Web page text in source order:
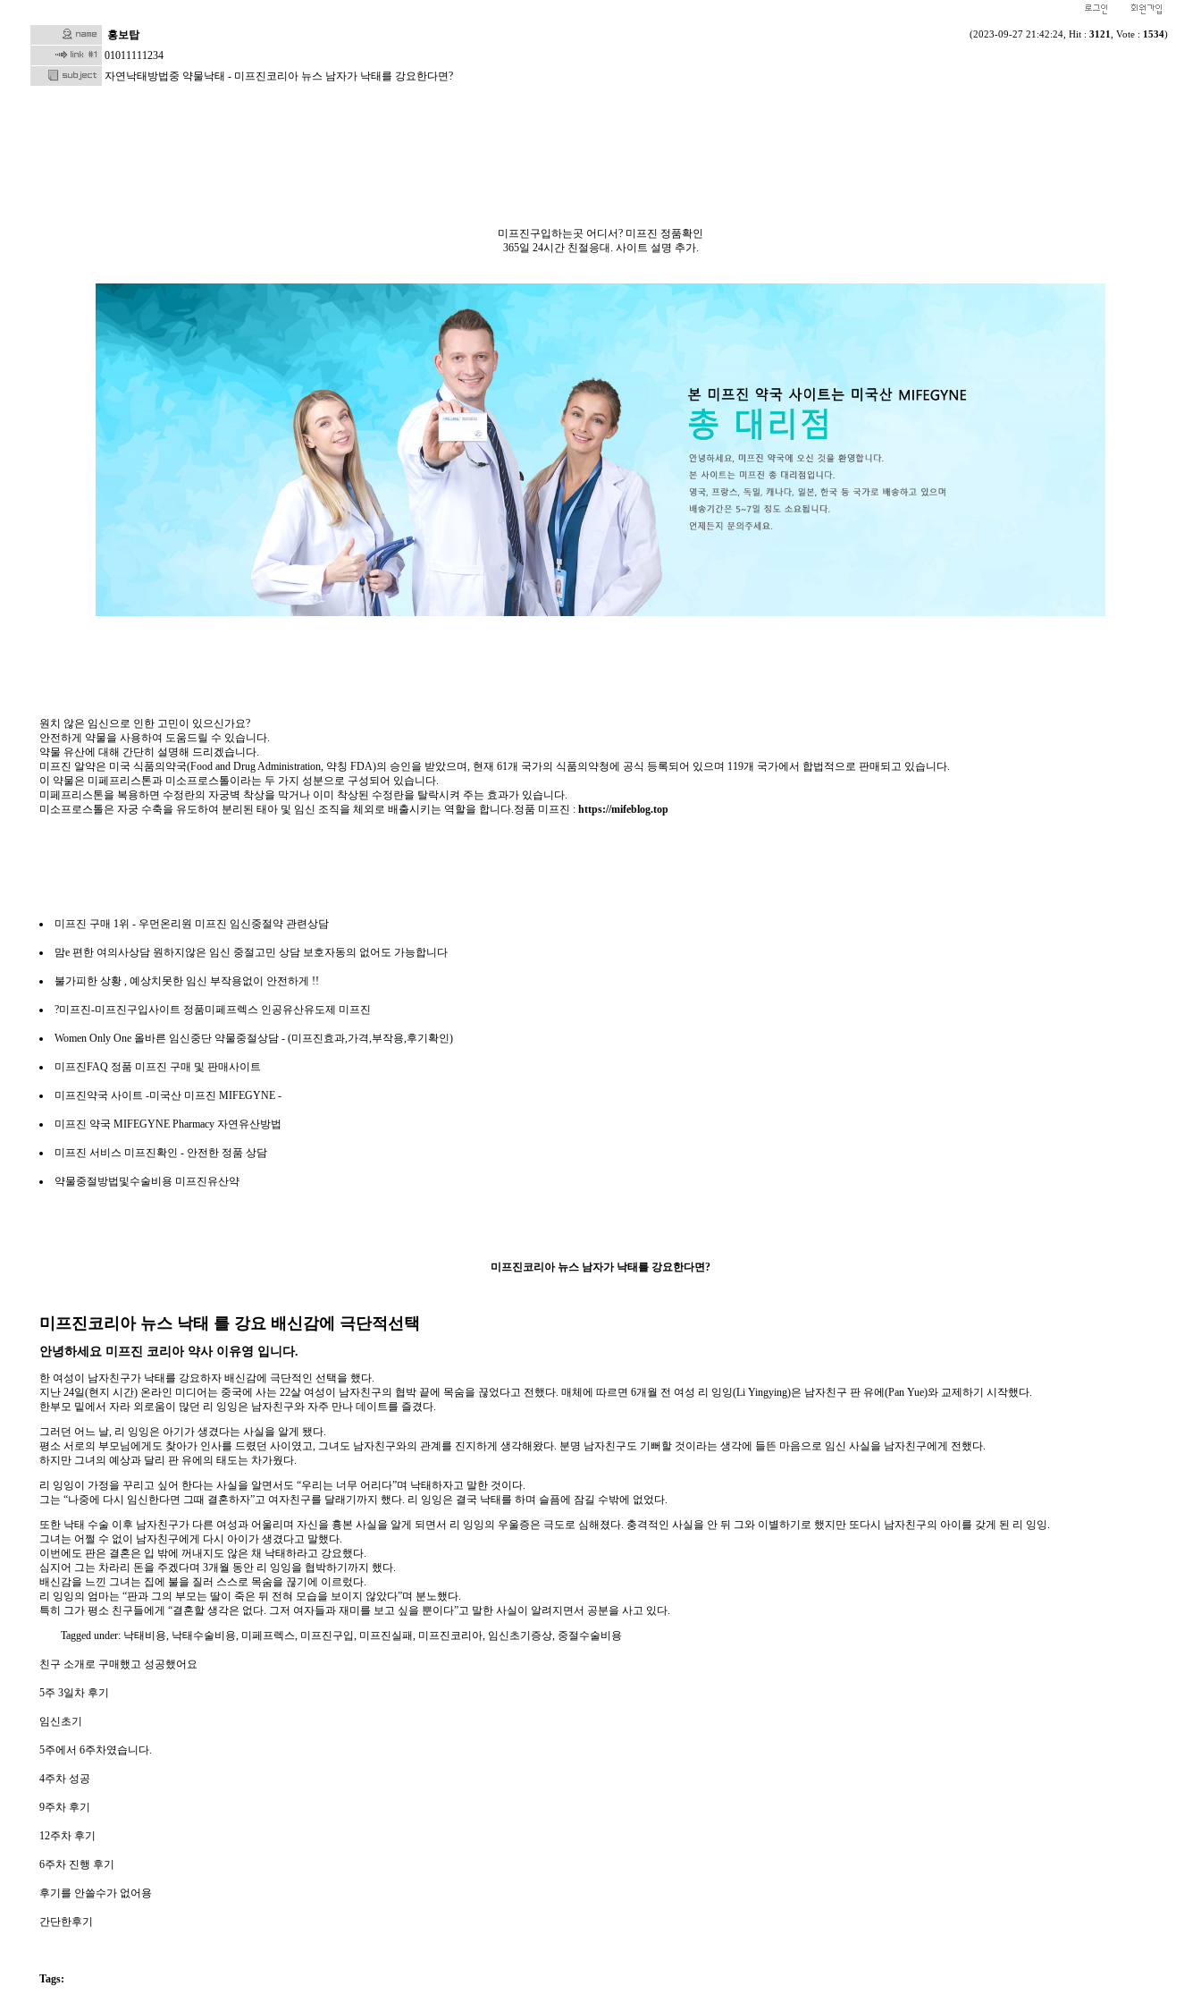
홍보탑 (2023-09-27 21:42:24, Hit : 3121 , Vote : 1534)
01011111234
자연낙태방법중 약물낙태 - 미프진코리아 뉴스 남자가 낙태를 강요한다면?
미프진구입하는곳 어디서? 미프진 정품확인
365일 24시간 친절응대. 사이트 설명 추가.
원치 않은 임신으로 인한 고민이 있으신가요?
안전하게 약물을 사용하여 도움드릴 수 있습니다.
약물 유산에 대해 간단히 설명해 드리겠습니다.
미프진 알약은 미국 식품의약국(Food and Drug Administration, 약칭 FDA)의 승인을 받았으며, 현재 61개 국가의 식품의약청에 공식 등록되어 있으며 119개 국가에서 합법적으로 판매되고 있습니다.
이 약물은 미페프리스톤과 미소프로스톨이라는 두 가지 성분으로 구성되어 있습니다.
미페프리스톤을 복용하면 수정란의 자궁벽 착상을 막거나 이미 착상된 수정란을 탈락시켜 주는 효과가 있습니다.
미소프로스톨은 자궁 수축을 유도하여 분리된 태아 및 임신 조직을 체외로 배출시키는 역할을 합니다.정품 미프진 : https://mifeblog.top
미프진 구매 1위 - 우먼온리원 미프진 임신중절약 관련상담
맘e 편한 여의사상담 원하지않은 임신 중절고민 상담 보호자동의 없어도 가능합니다
불가피한 상황 , 예상치못한 임신 부작용없이 안전하게 !!
?미프진-미프진구입사이트 정품미페프렉스 인공유산유도제 미프진
Women Only One 올바른 임신중단 약물중절상담 - (미프진효과,가격,부작용,후기확인)
미프진FAQ 정품 미프진 구매 및 판매사이트
미프진약국 사이트 -미국산 미프진 MIFEGYNE -
미프진 약국 MIFEGYNE Pharmacy 자연유산방법
미프진 서비스 미프진확인 - 안전한 정품 상담
약물중절방법및수술비용 미프진유산약
미프진코리아 뉴스 남자가 낙태를 강요한다면?
미프진코리아 뉴스 낙태 를 강요 배신감에 극단적선택
안녕하세요 미프진 코리아 약사 이유영 입니다.
한 여성이 남자친구가 낙태를 강요하자 배신감에 극단적인 선택을 했다.
지난 24일(현지 시간) 온라인 미디어는 중국에 사는 22살 여성이 남자친구의 협박 끝에 목숨을 끊었다고 전했다. 매체에 따르면 6개월 전 여성 리 잉잉(Li Yingying)은 남자친구 판 유에(Pan Yue)와 교제하기 시작했다.
한부모 밑에서 자라 외로움이 많던 리 잉잉은 남자친구와 자주 만나 데이트를 즐겼다.
그러던 어느 날, 리 잉잉은 아기가 생겼다는 사실을 알게 됐다.
평소 서로의 부모님에게도 찾아가 인사를 드렸던 사이였고, 그녀도 남자친구와의 관계를 진지하게 생각해왔다. 분명 남자친구도 기뻐할 것이라는 생각에 들뜬 마음으로 임신 사실을 남자친구에게 전했다.
하지만 그녀의 예상과 달리 판 유에의 태도는 차가웠다.
리 잉잉이 가정을 꾸리고 싶어 한다는 사실을 알면서도 “우리는 너무 어리다”며 낙태하자고 말한 것이다.
그는 “나중에 다시 임신한다면 그때 결혼하자”고 여자친구를 달래기까지 했다. 리 잉잉은 결국 낙태를 하며 슬픔에 잠길 수밖에 없었다.
또한 낙태 수술 이후 남자친구가 다른 여성과 어울리며 자신을 흉본 사실을 알게 되면서 리 잉잉의 우울증은 극도로 심해졌다. 충격적인 사실을 안 뒤 그와 이별하기로 했지만 또다시 남자친구의 아이를 갖게 된 리 잉잉.
그녀는 어쩔 수 없이 남자친구에게 다시 아이가 생겼다고 말했다.
이번에도 판은 결혼은 입 밖에 꺼내지도 않은 채 낙태하라고 강요했다.
심지어 그는 차라리 돈을 주겠다며 3개월 동안 리 잉잉을 협박하기까지 했다.
배신감을 느낀 그녀는 집에 불을 질러 스스로 목숨을 끊기에 이르렀다.
리 잉잉의 엄마는 “판과 그의 부모는 딸이 죽은 뒤 전혀 모습을 보이지 않았다”며 분노했다.
특히 그가 평소 친구들에게 “결혼할 생각은 없다. 그저 여자들과 재미를 보고 싶을 뿐이다”고 말한 사실이 알려지면서 공분을 사고 있다.
Tagged under: 낙태비용, 낙태수술비용, 미페프렉스, 미프진구입, 미프진실패, 미프진코리아, 임신초기증상, 중절수술비용
친구 소개로 구매했고 성공했어요
5주 3일차 후기
임신초기
5주에서 6주차였습니다.
4주차 성공
9주차 후기
12주차 후기
6주차 진행 후기
후기를 안쓸수가 없어용
간단한후기
Tags: